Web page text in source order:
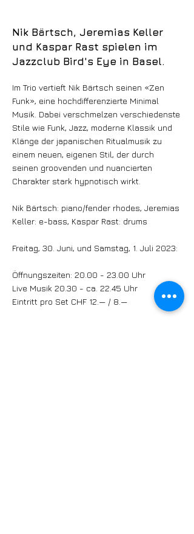
Nik Bärtsch, Jeremias Keller
und Kaspar Rast spielen im
Jazzclub Bird's Eye in Basel.
Im Trio vertieft Nik Bärtsch seinen «Zen
Funk», eine hochdifferenzierte Minimal
Musik. Dabei verschmelzen verschiedenste
Stile wie Funk, Jazz, moderne Klassik und
Klänge der japanischen Ritualmusik zu
einem neuen, eigenen Stil, der durch
seinen groovenden und nuancierten
Charakter stark hypnotisch wirkt.
Nik Bärtsch: piano/fender rhodes, Jeremias
Keller: e-bass, Kaspar Rast: drums
Freitag, 30. Juni, und Samstag, 1. Juli 2023:
Öffnungszeiten: 20.00 - 23.00 Uhr
Live Musik 20.30 - ca. 22.45 Uhr
Eintritt pro Set CHF 12.— / 8.—